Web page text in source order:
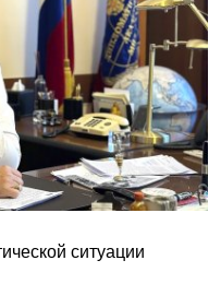
ситуации